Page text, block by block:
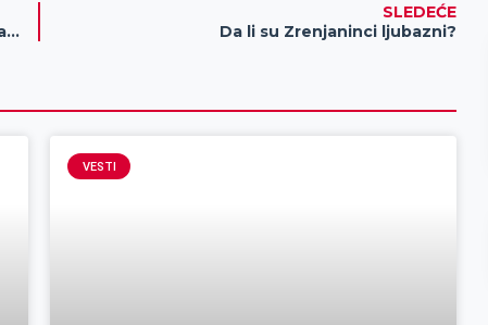
Opšta bolnica „Đorđe Joanović“ Zrenjanin – saopštenje
SLEDEĆE
Da li su Zrenjaninci ljubazni?
VESTI